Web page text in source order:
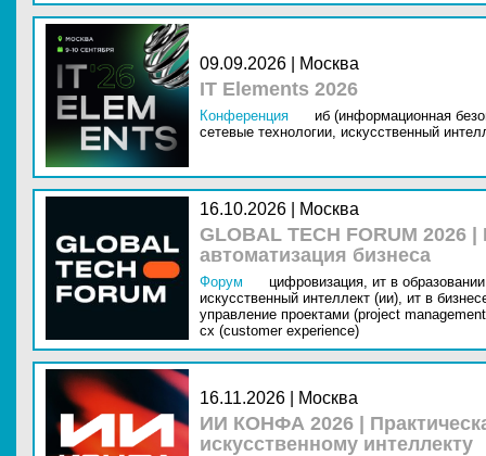
09.09.2026 | Москва
IT Elements 2026
Конференция
иб (информационная
сетевые технологии, искусственный
16.10.2026 | Москва
GLOBAL TECH FORUM
автоматизация бизнеса
Форум цифровизация, ит в
искусственный интеллект (ии), ит в
управление проектами (project
cx (customer experience)
16.11.2026 | Москва
ИИ КОНФА 2026 |
искусственному интеллекту